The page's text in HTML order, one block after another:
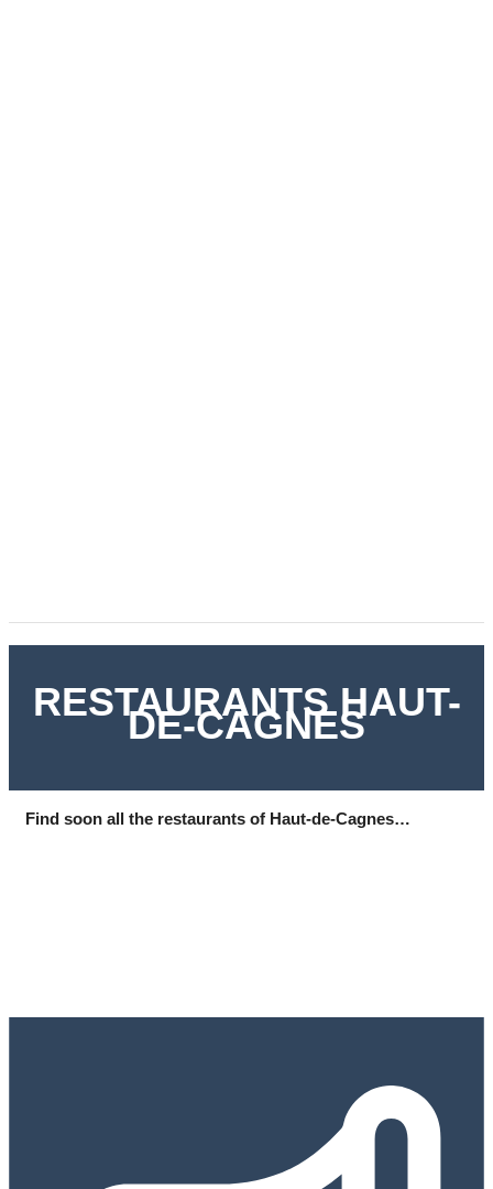
RESTAURANTS HAUT-
DE-CAGNES
Find soon all the restaurants of Haut-de-Cagnes…